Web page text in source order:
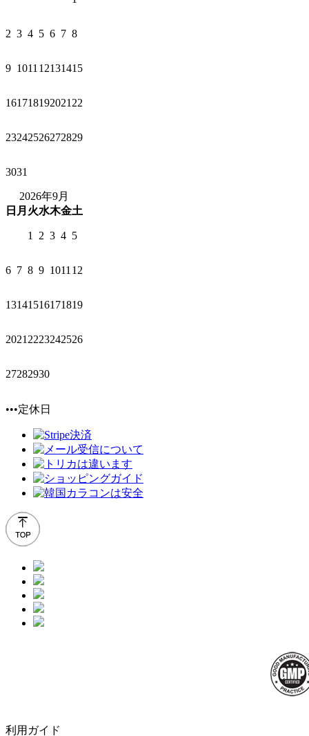
2 3 4 5 6 7 8
9 1011 12131415
161718192021 22
23242526272829
3031
2026年9月
日 月 火水木金土
1 2 3 4 5
6 7 8 9 1011 12
13141516171819
2021 2223242526
27282930
•••定休日
利用ガイド